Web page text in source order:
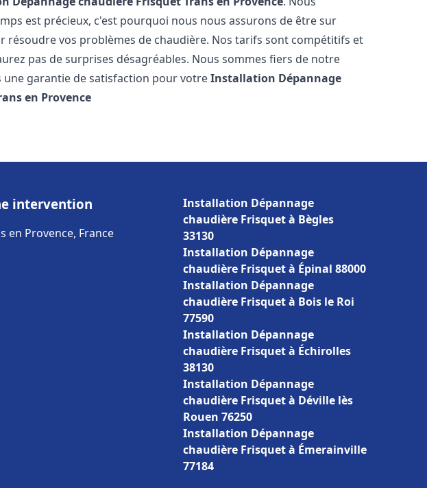
est précieux, c'est pourquoi nous nous assurons de être sur
résoudre vos problèmes de chaudière. Nos tarifs sont compétitifs et
pas de surprises désagréables. Nous sommes fiers de notre
garantie de satisfaction pour votreInstallation Dépannage
en Provence
intervention
en Provence, France
Installation Dépannage
chaudière Frisquet à Bègles
33130
Installation Dépannage
chaudière Frisquet à Épinal 88000
Installation Dépannage
chaudière Frisquet à Bois le Roi
77590
Installation Dépannage
chaudière Frisquet à Échirolles
38130
Installation Dépannage
chaudière Frisquet à Déville lès
Rouen 76250
Installation Dépannage
chaudière Frisquet à Émerainville
77184